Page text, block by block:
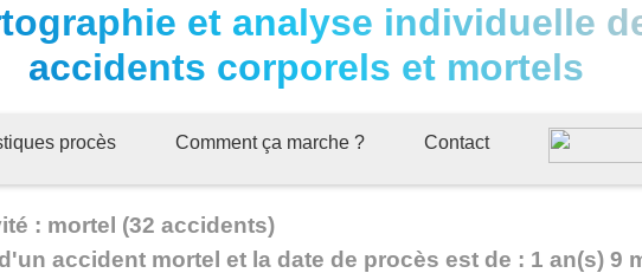
et analyse individuelle
accidents corporels et mortels
procès Comment ça marche ? Contact
: mortel (32 accidents)
accident mortel et la date de procès est de : 1 an(s) 9